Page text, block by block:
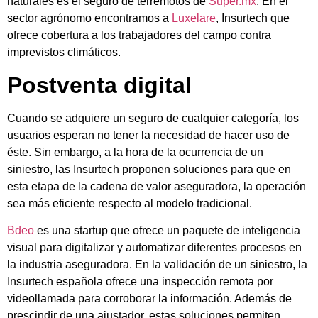
sector agrónomo encontramos a Luxelare, Insurtech que
ofrece cobertura a los trabajadores del campo contra
imprevistos climáticos.
Postventa digital
Cuando se adquiere un seguro de cualquier categoría, los
usuarios esperan no tener la necesidad de hacer uso de
éste. Sin embargo, a la hora de la ocurrencia de un
siniestro, las Insurtech proponen soluciones para que en
esta etapa de la cadena de valor aseguradora, la operación
sea más eficiente respecto al modelo tradicional.
Bdeo es una startup que ofrece un paquete de inteligencia
visual para digitalizar y automatizar diferentes procesos en
la industria aseguradora. En la validación de un siniestro, la
Insurtech española ofrece una inspección remota por
videollamada para corroborar la información. Además de